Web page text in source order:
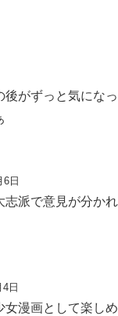
後がずっと気にな
6日
志派で意見が分か
日
女漫画として楽し